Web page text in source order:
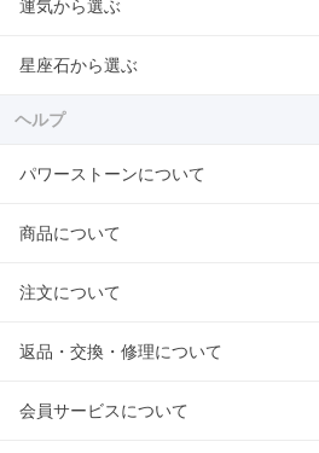
運気から選ぶ
星座石から選ぶ
ヘルプ
パワーストーンについて
商品について
注文について
返品・交換・修理について
会員サービスについて